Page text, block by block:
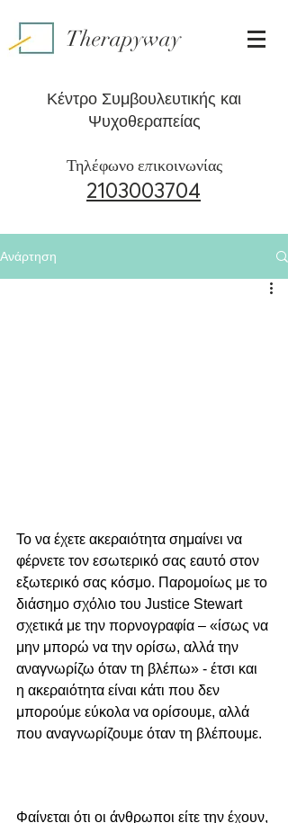
Therapyway
Κέντρο Συμβουλευτικής και
Ψυχοθεραπείας
Τηλέφωνο επικοινωνίας
2103003704
Ανάρτηση
Το να έχετε ακεραιότητα σημαίνει να
φέρνετε τον εσωτερικό σας εαυτό στον
εξωτερικό σας κόσμο. Παρομοίως με το
διάσημο σχόλιο του Justice Stewart
σχετικά με την πορνογραφία – «ίσως να
μην μπορώ να την ορίσω, αλλά την
αναγνωρίζω όταν τη βλέπω» - έτσι και
η ακεραιότητα είναι κάτι που δεν
μπορούμε εύκολα να ορίσουμε, αλλά
που αναγνωρίζουμε όταν τη βλέπουμε.
Φαίνεται ότι οι άνθρωποι είτε την έχουν,